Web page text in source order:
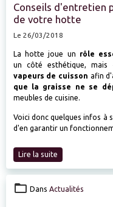
Conseils d'entretien
de votre hotte
Le 26/03/2018
La hotte joue un rôle
un côté esthétique,
vapeurs de cuisson afin d'
que la graisse ne se
meubles de cuisine.
Voici donc quelques infos
d'en garantir un
Lire la suite
Dans Actualités